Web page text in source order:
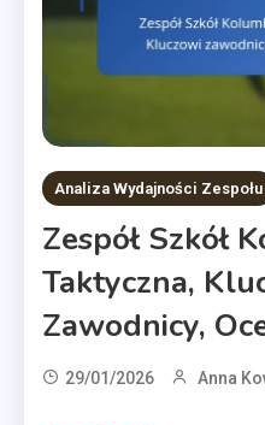
Analiza Wydajności Zespołu
Zespół Szkół
Taktyczna,
Zawodnicy,
29/01/2026 Anna